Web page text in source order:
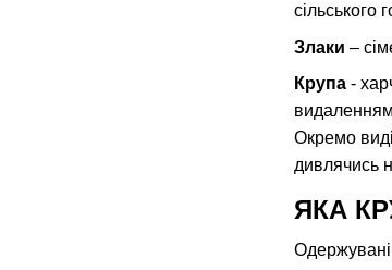
сільського
Злаки –
Крупа -
Окремо
дивлячись
ЯКА
Одержувані